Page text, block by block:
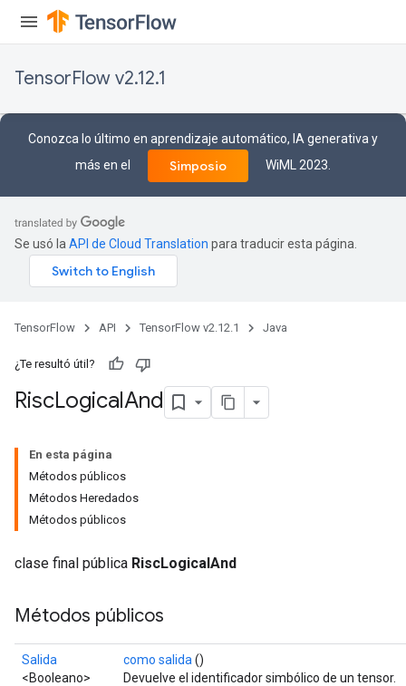
TensorFlow v2.12.1
Conozca lo último en aprendizaje automático, IA generativa y
más en el
Simposio WiML 2023.
Se usó la API de Cloud Translation para traducir esta página.
TensorFlow API TensorFlow v2.12.1 Java
¿Te resultó útil?
RiscLogicalAnd
En esta página
Métodos públicos
Métodos Heredados
Métodos públicos
clase final pública RiscLogicalAnd
Métodos públicos
Salida
<Booleano>
como salida ()
Devuelve el identificador simbólico de un tensor.